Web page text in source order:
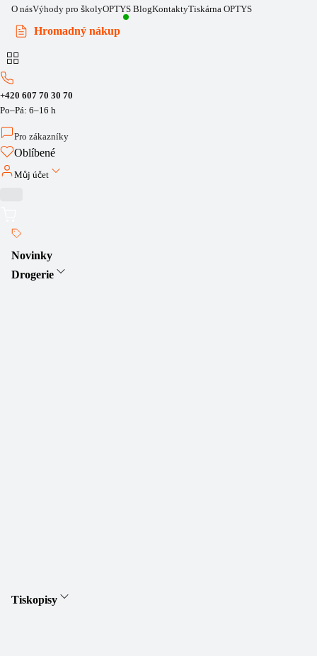
O násVýhody pro školyOPTYS BlogKontaktyTiskárna OPTYS
Hromadný nákup
+420 607 70 30 70
Po–Pá: 6–16 h
Pro zákazníky
Oblíbené
Můj účet
Novinky
Drogerie
Tiskopisy